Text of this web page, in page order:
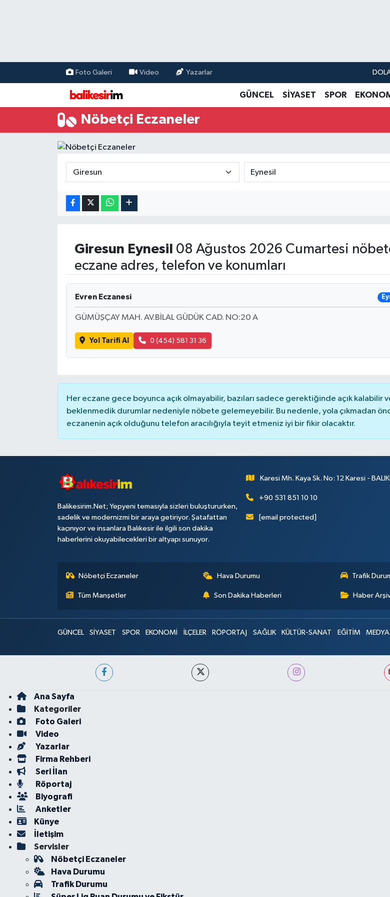
Foto Galeri Video Yazarlar
GÜNCEL SİYASET SPOR
Nöbetçi Eczaneler
Giresun Eynesil 08 Ağustos 2026 Cumartesi
eczane adres, telefon ve konumları
Evren Eczanesi
GÜMÜŞÇAY MAH. AV.BİLAL GÜDÜK CAD. NO:20 A
Yol Tarifi Al 0 (454) 581 31 36
Her eczane gece boyunca açık olmayabilir, bazıları sadece gerektiğinde açık kalabilir
beklenmedik durumlar nedeniyle nöbete gelemeyebilir. Bu nedenle, yola çıkmadan
eczanenin açık olduğunu telefon aracılığıyla teyit etmeniz iyi bir fikir olacaktır.
Balikesirim.Net; Yepyeni temasıyla sizleri buluştururken,
sadelik ve modernizmi bir araya getiriyor. Şatafattan
kaçınıyor ve insanlara Balıkesir ile ilgili son dakika
haberlerini okuyabilecekleri bir altyapı sunuyor.
Karesi Mh. Kaya Sk. No: 12 Karesi -
+90 531 851 10 10
[email protected]
Nöbetçi Eczaneler Hava Durumu Trafik
Tüm Manşetler Son Dakika Haberleri Haber
GÜNCEL SİYASET SPOR EKONOMİ İLÇELER RÖPORTAJ SAĞLIK KÜLTÜR-SANAT EĞİTİM
Ana Sayfa
Kategoriler
Foto Galeri
Video
Yazarlar
Firma Rehberi
Seri İlan
Röportaj
Biyografi
Anketler
Künye
İletişim
Servisler
Nöbetçi Eczaneler
Hava Durumu
Trafik Durumu